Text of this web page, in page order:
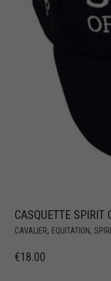
CASQUETTE SPIRIT
CAVALIER, EQUITATION,
€18.00